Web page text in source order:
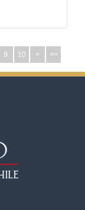
9 10 > >>